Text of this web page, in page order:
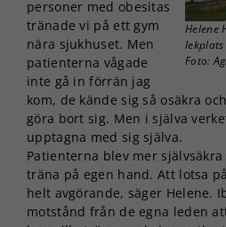
Helene
Foto:
personer med obesitas
tränade vi på ett gym
nära sjukhuset. Men
patienterna vågade
inte gå in förrän jag
kom, de kände sig så osäkra
göra bort sig. Men i själva
upptagna med sig själva.
Patienterna blev mer
träna på egen hand. Att lotsa
helt avgörande, säger Helene.
motstånd från de egna leden